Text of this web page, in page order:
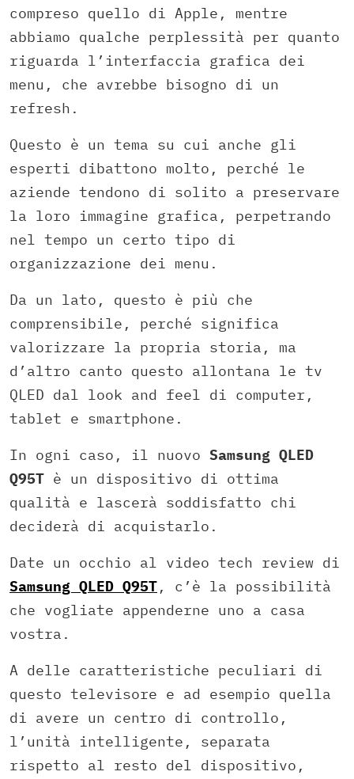
compreso quello di Apple, mentre
abbiamo qualche perplessità per quanto
riguarda l’interfaccia grafica dei
menu, che avrebbe bisogno di un
refresh.
Questo è un tema su cui anche gli
esperti dibattono molto, perché le
aziende tendono di solito a preservare
la loro immagine grafica, perpetrando
nel tempo un certo tipo di
organizzazione dei menu.
Da un lato, questo è più che
comprensibile, perché significa
valorizzare la propria storia, ma
d’altro canto questo allontana le tv
QLED dal look and feel di computer,
tablet e smartphone.
In ogni caso, il nuovo Samsung QLED
Q95T è un dispositivo di ottima
qualità e lascerà soddisfatto chi
deciderà di acquistarlo.
Date un occhio al video tech review di
Samsung QLED Q95T, c’è la possibilità
che vogliate appenderne uno a casa
vostra.
A delle caratteristiche peculiari di
questo televisore e ad esempio quella
di avere un centro di controllo,
l’unità intelligente, separata
rispetto al resto del dispositivo,